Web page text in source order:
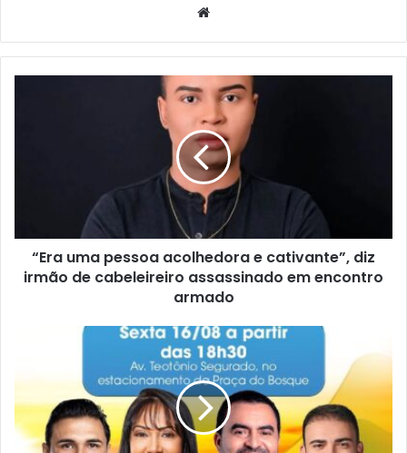
b
s
t
e
“Era uma pessoa acolhedora e cativante”, diz
irmão de cabeleireiro assassinado em encontro
armado